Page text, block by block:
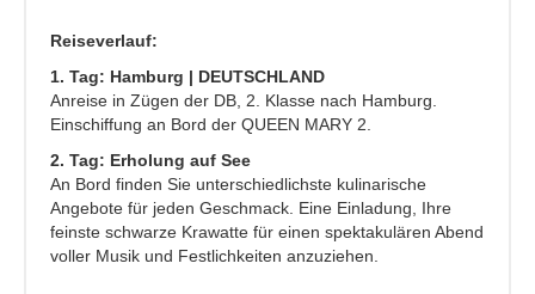
Reiseverlauf:
1. Tag: Hamburg | DEUTSCHLAND
Anreise in Zügen der DB, 2. Klasse nach Hamburg.
Einschiffung an Bord der QUEEN MARY 2.
2. Tag: Erholung auf See
An Bord finden Sie unterschiedlichste kulinarische
Angebote für jeden Geschmack. Eine Einladung, Ihre
feinste schwarze Krawatte für einen spektakulären Abend
voller Musik und Festlichkeiten anzuziehen.